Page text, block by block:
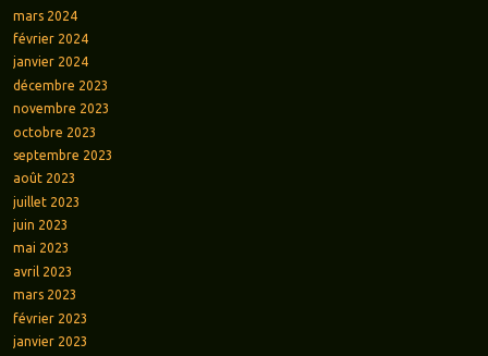
mars 2024
février 2024
janvier 2024
décembre 2023
novembre 2023
octobre 2023
septembre 2023
août 2023
juillet 2023
juin 2023
mai 2023
avril 2023
mars 2023
février 2023
janvier 2023